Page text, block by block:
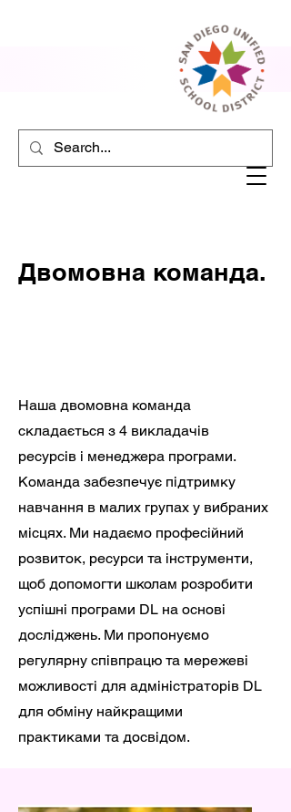
Двомовна команда.
Наша двомовна команда
складається з 4 викладачів
ресурсів і менеджера програми.
Команда забезпечує підтримку
навчання в малих групах у вибраних
місцях. Ми надаємо професійний
розвиток, ресурси та інструменти,
щоб допомогти школам розробити
успішні програми DL на основі
досліджень. Ми пропонуємо
регулярну співпрацю та мережеві
можливості для адміністраторів DL
для обміну найкращими
практиками та досвідом.